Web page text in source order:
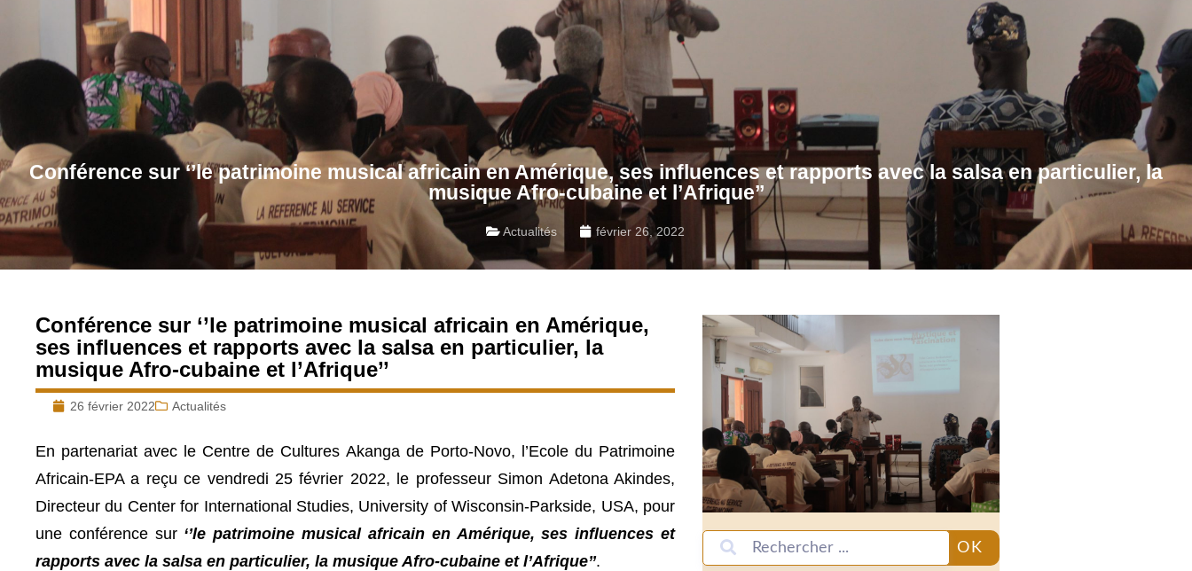
Conférence sur ‘’le patrimoine musical africain en Amérique, ses influences et rapports avec la salsa en particulier, la
musique Afro-cubaine et l’Afrique’’
Actualités février 26, 2022
Conférence sur ‘’le patrimoine musical africain en Amérique,
ses influences et rapports avec la salsa en particulier, la
musique Afro-cubaine et l’Afrique’’
26 février 2022 Actualités
En partenariat avec le Centre de Cultures Akanga de Porto-Novo, l’Ecole du Patrimoine
Africain-EPA a reçu ce vendredi 25 février 2022, le professeur Simon Adetona Akindes,
Directeur du Center for International Studies, University of Wisconsin-Parkside, USA, pour
une conférence sur ‘’le patrimoine musical africain en Amérique, ses influences et
rapports avec la salsa en particulier, la musique Afro-cubaine et l’Afrique’’.
OK